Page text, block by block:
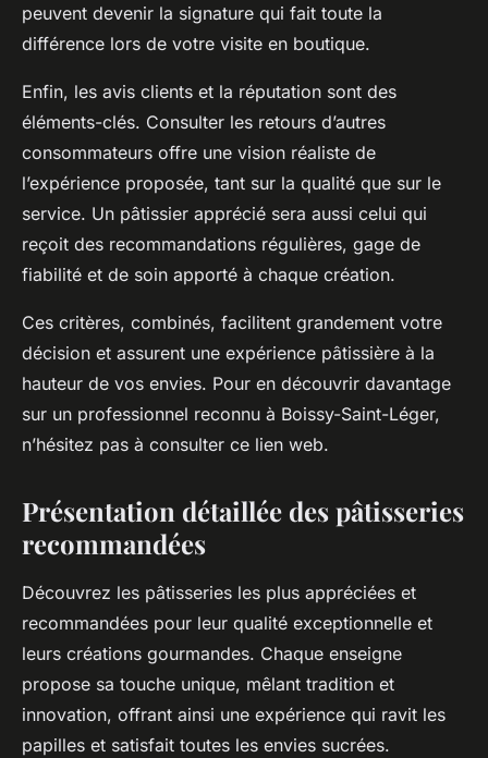
peuvent devenir la signature qui fait toute la
différence lors de votre visite en boutique.
Enfin, les avis clients et la réputation sont des
éléments-clés. Consulter les retours d’autres
consommateurs offre une vision réaliste de
l’expérience proposée, tant sur la qualité que sur le
service. Un pâtissier apprécié sera aussi celui qui
reçoit des recommandations régulières, gage de
fiabilité et de soin apporté à chaque création.
Ces critères, combinés, facilitent grandement votre
décision et assurent une expérience pâtissière à la
hauteur de vos envies. Pour en découvrir davantage
sur un professionnel reconnu à Boissy-Saint-Léger,
n’hésitez pas à consulter ce lien web.
Présentation détaillée des pâtisseries
recommandées
Découvrez les pâtisseries les plus appréciées et
recommandées pour leur qualité exceptionnelle et
leurs créations gourmandes. Chaque enseigne
propose sa touche unique, mêlant tradition et
innovation, offrant ainsi une expérience qui ravit les
papilles et satisfait toutes les envies sucrées.